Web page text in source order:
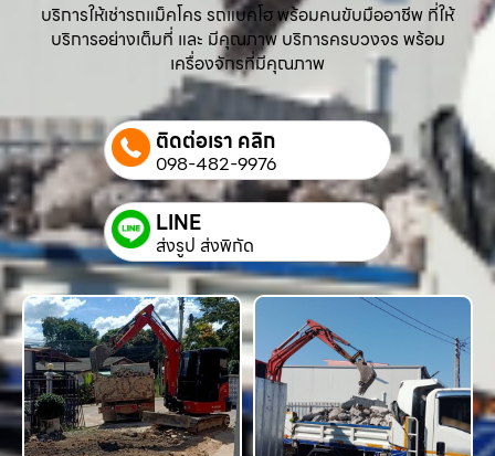
บริการให้เช่ารถแม็คโคร รถแบคโฮ พร้อมคนขับมืออาชีพ ที่ให้
บริการอย่างเต็มที่ และ มีคุณภาพ บริการครบวงจร พร้อม
เครื่องจักรที่มีคุณภาพ
ติดต่อเรา คลิก
098-482-9976
LINE
ส่งรูป ส่งพิกัด